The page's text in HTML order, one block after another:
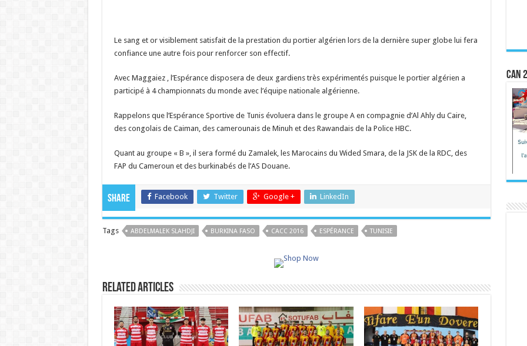
Le sang et or visiblement satisfait de la prestation du portier algérien lors de la dernière super globe lui fera
confiance une autre fois pour renforcer son effectif.
Avec Maggaiez , l’Espérance disposera de deux gardiens très expérimentés puisque le portier algérien a
participé à 4 championnats du monde avec l’équipe nationale algérienne.
Rappelons que l’Espérance Sportive de Tunis évoluera dans le groupe A en compagnie d’Al Ahly du Caire,
des congolais de Caiman, des camerounais de Minuh et des Rawandais de la Police HBC.
Quant au groupe « B », il sera formé du Zamalek, les Marocains du Wided Smara, de la JSK de la RDC, des
FAP du Cameroun et des burkinabés de l’AS Douane.
Share Facebook Twitter Google + LinkedIn
Tags ABDELMALEK SLAHDJI BURKINA FASO CACC 2016 ESPÉRANCE TUNISIE
Related Articles
CAN